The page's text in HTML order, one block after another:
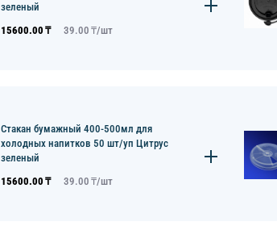
зеленый
15600.00 ₸ 39.00 ₸/шт
Стакан бумажный 400-500мл для
холодных напитков 50 шт/уп Цитрус
зеленый
15600.00 ₸ 39.00 ₸/шт